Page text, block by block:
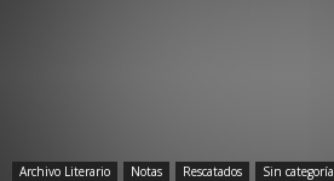
Archivo Literario Notas Rescatados Sin categoría